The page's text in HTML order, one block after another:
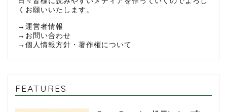
くお願いいたします。
→ 運営者情報
→ お問い合わせ
→ 個人情報方針・著作権について
FEATURES